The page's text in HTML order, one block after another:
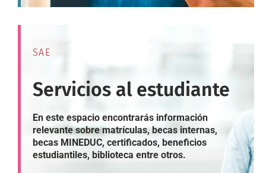
SAE
Servicios al estudiante
En este espacio encontrarás información
relevante sobre matrículas, becas internas,
becas MINEDUC, certificados, beneficios
estudiantiles, biblioteca entre otros.